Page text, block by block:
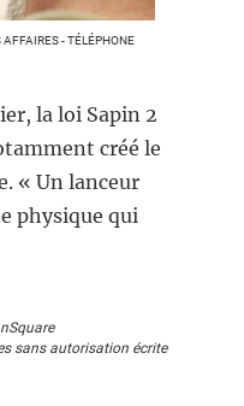
AFFAIRES - TÉLÉPHONE
la loi Sapin 2
créé le
« Un lanceur
physique qui
sans autorisation écrite